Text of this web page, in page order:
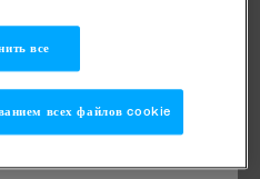
все
всех файлов cookie